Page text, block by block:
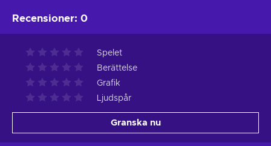
Recensioner: 0
Spelet
Berättelse
Grafik
Ljudspår
Granska nu